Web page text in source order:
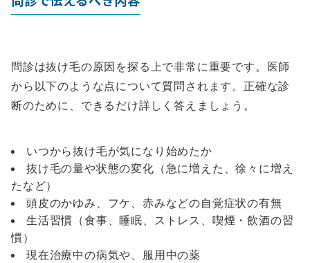
問診は抜け毛の原因を探る上で非常に重要です。医師
から以下のような点について質問されます。正確な診
断のために、できるだけ詳しく答えましょう。
いつから抜け毛が気になり始めたか
抜け毛の量や状態の変化（急に増えた、徐々に増え
たなど）
頭皮のかゆみ、フケ、赤みなどの自覚症状の有無
生活習慣（食事、睡眠、ストレス、喫煙・飲酒の習
慣）
現在治療中の病気や、服用中の薬